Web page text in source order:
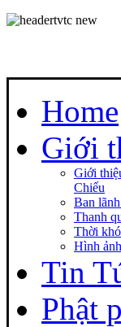
Home
Giới
Giới
Chiếu
Ban
Thanh
Thời
Hình
Tin
Phật